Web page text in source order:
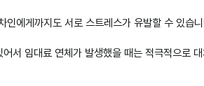
인에게까지도 서로 스트레스가 유발할 수 있습
서 임대료 연체가 발생했을 때는 적극적으로